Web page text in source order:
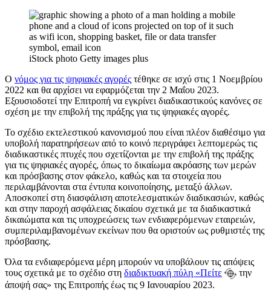
iStock photo Getty images plus
Ο νόμος για τις ψηφιακές αγορές τέθηκε σε ισχύ στις 1 Νοεμβρίου
2022 και θα αρχίσει να εφαρμόζεται την 2 Μαΐου 2023.
Εξουσιοδοτεί την Επιτροπή να εγκρίνει διαδικαστικούς κανόνες σε
σχέση με την επιβολή της πράξης για τις ψηφιακές αγορές.
Το σχέδιο εκτελεστικού κανονισμού που είναι πλέον διαθέσιμο για
υποβολή παρατηρήσεων από το κοινό περιγράφει λεπτομερώς τις
διαδικαστικές πτυχές που σχετίζονται με την επιβολή της πράξης
για τις ψηφιακές αγορές, όπως το δικαίωμα ακρόασης των μερών
και πρόσβασης στον φάκελο, καθώς και τα στοιχεία που
περιλαμβάνονται στα έντυπα κοινοποίησης, μεταξύ άλλων.
Αποσκοπεί στη διασφάλιση αποτελεσματικών διαδικασιών, καθώς
και στην παροχή ασφάλειας δικαίου σχετικά με τα διαδικαστικά
δικαιώματα και τις υποχρεώσεις των ενδιαφερόμενων εταιρειών,
συμπεριλαμβανομένων εκείνων που θα οριστούν ως ρυθμιστές της
πρόσβασης.
Όλα τα ενδιαφερόμενα μέρη μπορούν να υποβάλουν τις απόψεις
τους σχετικά με το σχέδιο στη διαδικτυακή πύλη «Πείτε
την
άποψή σας» της Επιτροπής έως τις 9 Ιανουαρίου 2023.